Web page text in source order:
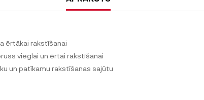
ērtākai rakstīšanai
vieglai un ērtai rakstīšanai
un patīkamu rakstīšanas sajūtu